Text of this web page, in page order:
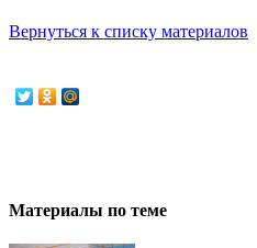
Вернуться к списку материалов
Материалы по теме